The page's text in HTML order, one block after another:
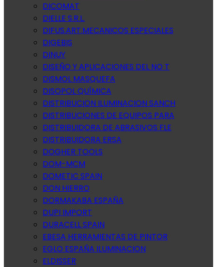
DICOMAT
DIELLE S.R.L.
DIFUS.ART.MECANICOS ESPECIALES
DIGEBIS
DINUY
DISEÑO Y APLICACIONES DEL NO T
DISMOL MASQUEFA
DISOPOL QUÍMICA
DISTRIBUCION ILUMINACION SANCH
DISTRIBUCIONES DE EQUIPOS PARA
DISTRIBUIDORA DE ABRASIVOS FLE
DISTRIBUIDORA ERSA
DOGHER TOOLS
DOM-MCM
DOMETIC SPAIN
DON HIERRO
DORMAKABA ESPAÑA
DUPI IMPORT
DURACELL SPAIN
EBESA HERRAMIENTAS DE PINTOR
EGLO ESPAÑA ILUMINACION
ELDISSER